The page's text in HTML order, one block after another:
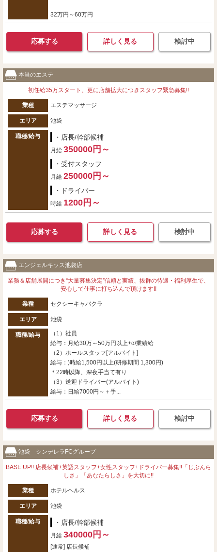
32万円～60万円
応募する 詳しく見る 検討中
本当のエステ
初任給35万スタート、更に店舗拡大につきスタッフ緊急募集!!
業種 エステマッサージ
エリア 池袋
職種/給与 ・店長/幹部候補
月給 350000円～
・受付スタッフ
月給 250000円～
・ドライバー
時給 1200円～
応募する 詳しく見る 検討中
エンジェルキッス池袋店
業務＆店舗展開につき“大量募集決定”信頼と実績、抜群の待遇・福利厚生で、
安心して仕事に打ち込んで頂けます!!
業種 セクシーキャバクラ
エリア 池袋
職種/給与
（1）社員
給与：月給30万～50万円以上+α/業績給
（2）ホールスタッフ[アルバイト]
給与：)時給1,500円以上(研修期間 1,300円)
＊22時以降、深夜手当て有り
（3）送迎ドライバー(アルバイト)
給与：日給7000円～＋手...
応募する 詳しく見る 検討中
池袋 シンデレラFCグループ
BASE UP!! 店長候補+英語スタッフ+女性スタッフ+ドライバー募集!!「じぶんら
しさ」「あなたらしさ」を大切に!!
業種 ホテルヘルス
エリア 池袋
職種/給与 ・店長/幹部候補
月給 340000円～
[通常] 店長候補